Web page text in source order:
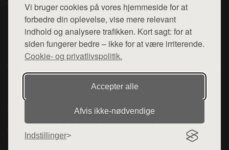
Vi bruger cookies på vores hjemmeside for at
forbedre din oplevelse, vise mere relevant
indhold og analysere trafikken. Kort sagt: for at
siden fungerer bedre – ikke for at være irriterende.
Cookie- og privatlivspolitik.
Accepter alle
Afvis ikke‑nødvendige
Indstillinger
Top Rabatter
Blog
Kontakt
Mail: hej@want.dk
Cookie- og privatlivspolitik
Denne side er en del af want.dk, der udgiver en række
hjemmesider med præsentation af forskellige produkter fra
diverse webshops. Der sælges ikke varer fra denne side - vi
henviser til de shops, som sælger varen. Vi har heller ikke
varerne på lager.